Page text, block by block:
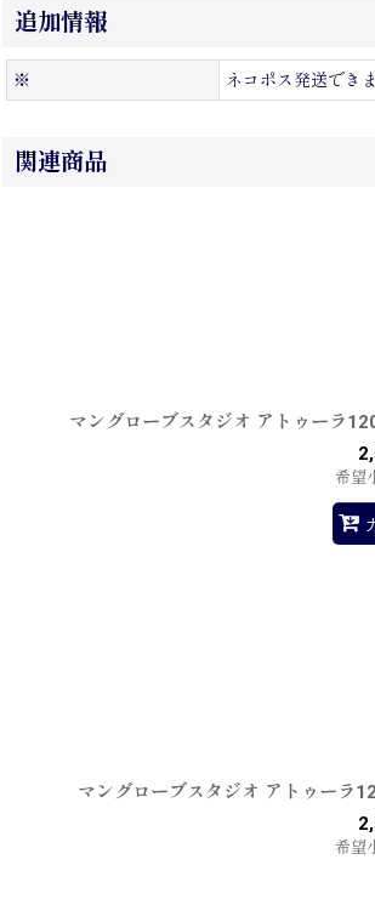
追加情報
※ ネコポス発送できま
関連商品
マングローブスタジオ アトゥーラ
希望
マングローブスタジオ アトゥーラ
希望